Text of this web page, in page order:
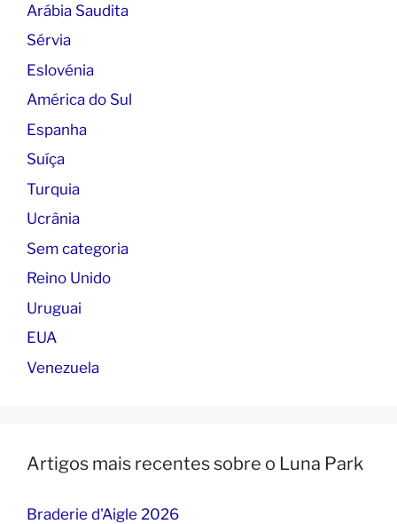
Arábia Saudita
Sérvia
Eslovénia
América do Sul
Espanha
Suíça
Turquia
Ucrânia
Sem categoria
Reino Unido
Uruguai
EUA
Venezuela
Artigos mais recentes sobre o Luna Park
Braderie d'Aigle 2026